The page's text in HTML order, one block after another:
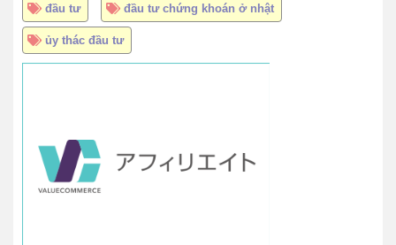
đầu tư đầu tư chứng khoán ở nhật
ủy thác đầu tư